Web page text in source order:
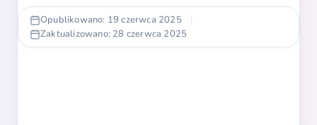
Opublikowano: 19 czerwca 2025
|
Zaktualizowano: 28 czerwca 2025